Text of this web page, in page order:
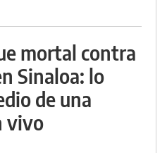
mortal contra
Sinaloa: lo
de una
vivo